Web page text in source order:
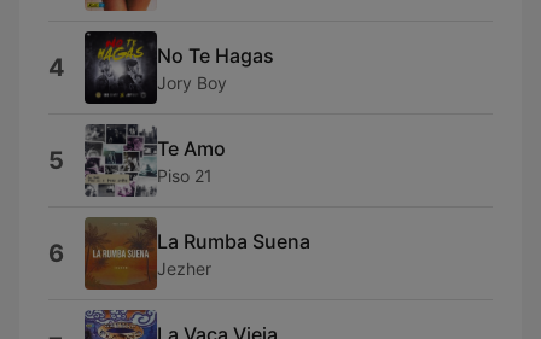
4 No Te Hagas
Jory Boy
5 Te Amo
Piso 21
6 La Rumba Suena
Jezher
La Vaca Vieja